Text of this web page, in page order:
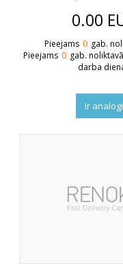
0.00
Pieejams 0 gab.
Pieejams 0 gab.
darba
Ir analogi